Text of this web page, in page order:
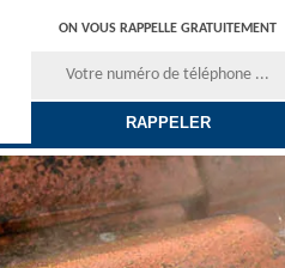
ON VOUS RAPPELLE GRATUITEMENT